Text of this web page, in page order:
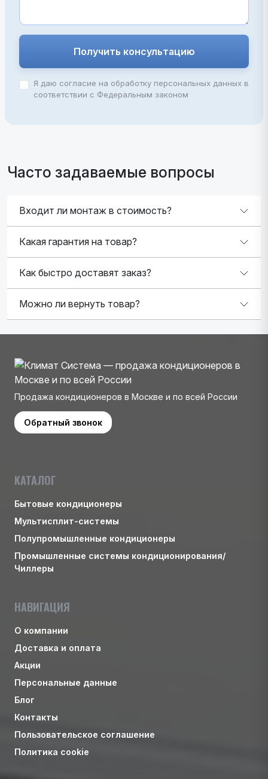
Получить консультацию
Я даю согласие на обработку персональных данных в
соответствии с Федеральным законом
Часто задаваемые вопросы
Входит ли монтаж в стоимость?
Какая гарантия на товар?
Как быстро доставят заказ?
Можно ли вернуть товар?
Продажа кондиционеров в Москве и по всей России
Обратный звонок
КАТАЛОГ
Бытовые кондиционеры
Мультисплит-системы
Полупромышленные кондиционеры
Промышленные системы кондиционирования/
Чиллеры
НАВИГАЦИЯ
О компании
Доставка и оплата
Акции
Персональные данные
Блог
Контакты
Пользовательское соглашение
Политика cookie